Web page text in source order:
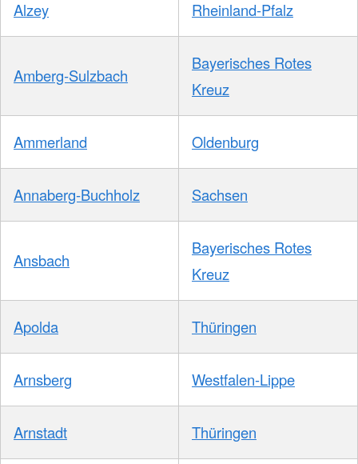
Alzey Rheinland-Pfalz
Amberg-Sulzbach
Bayerisches Rotes
Kreuz
Ammerland Oldenburg
Annaberg-Buchholz Sachsen
Ansbach
Bayerisches Rotes
Kreuz
Apolda Thüringen
Arnsberg Westfalen-Lippe
Arnstadt Thüringen